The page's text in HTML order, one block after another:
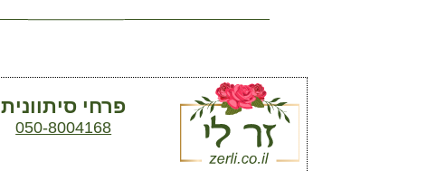
פרחי סיתוונית
050-8004168